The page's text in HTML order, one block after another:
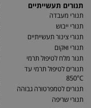
תנורים תעשייתיים
תנורי מעבדה
תנורי ייבוש
תנורי צינור תעשייתיים
תנורי ואקום
תנור מלח לטיפול תרמי
תנורים לטיפול תרמי עד
850°C
תנורים לטמפרטורה גבוהה
תנורי שריפה